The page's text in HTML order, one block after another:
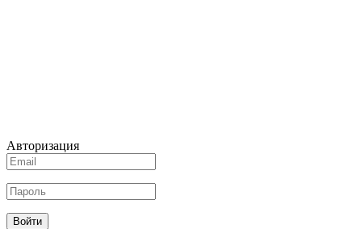
Авторизация
Войти